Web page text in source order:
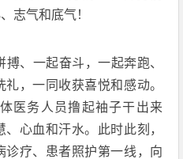
志气和底气！
搏、一起奋斗，一起奔跑、
，一同收获喜悦和感动。
医务人员撸起袖子干出来
心血和汗水。此时此刻，
疗、患者照护第一线，向